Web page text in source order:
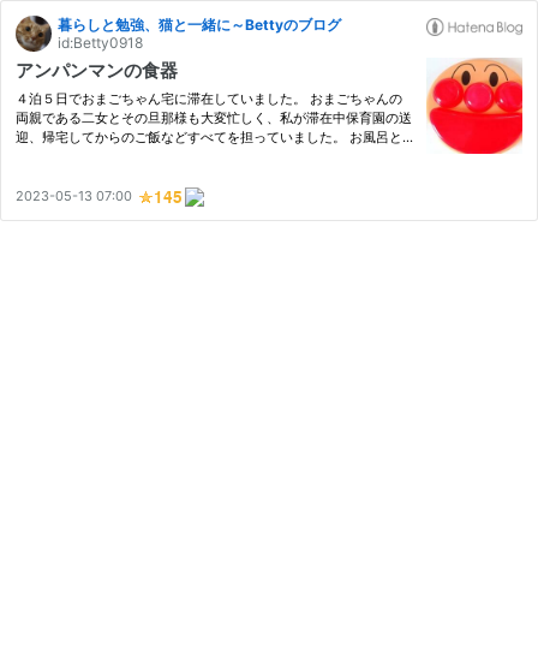
暮らしと勉強、猫と一緒に～Bettyのブログ
id:Betty0918
アンパンマンの食器
４泊５日でおまごちゃん宅に滞在していました。 おまごちゃんの
両親である二女とその旦那様も大変忙しく、私が滞在中保育園の送
迎、帰宅してからのご飯などすべてを担っていました。 お風呂と
な…
2023-05-13 07:00